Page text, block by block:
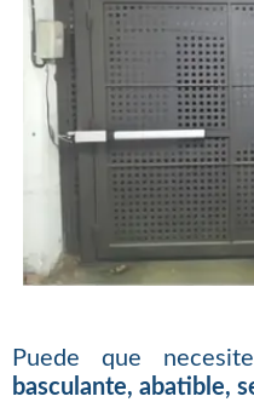
Puede que
basculante, abatible,